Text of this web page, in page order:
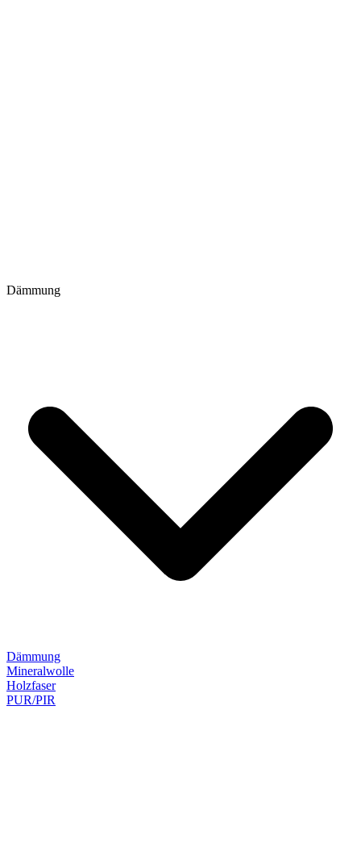
Dämmung
Dämmung
Mineralwolle
Holzfaser
PUR/PIR